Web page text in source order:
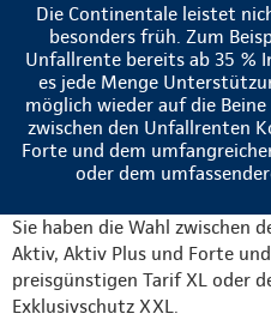
Die Continentale leistet
besonders früh. Zum
Unfallrente bereits ab 35 %
es jede Menge
möglich wieder auf die
zwischen den Unfallrenten
Forte und dem
oder dem
Sie haben die Wahl zwischen
Aktiv, Aktiv Plus und Forte
preisgünstigen Tarif XL oder
Exklusivschutz XXL.